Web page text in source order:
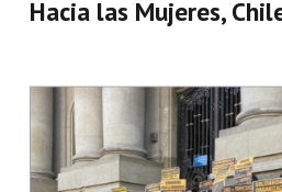
Hacia las Mujeres,